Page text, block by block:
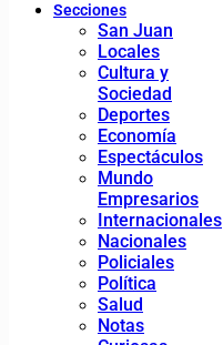
Secciones
San Juan
Locales
Cultura y
Sociedad
Deportes
Economía
Espectáculos
Mundo
Empresarios
Internacionales
Nacionales
Policiales
Política
Salud
Notas